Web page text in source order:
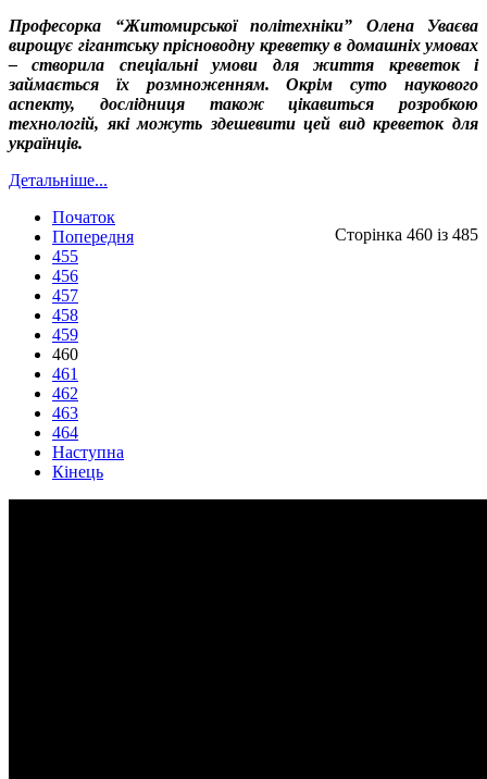
Професорка “Житомирської політехніки” Олена Уваєва
вирощує гігантську прісноводну креветку в домашніх умовах
– створила спеціальні умови для життя креветок і
займається їх розмноженням. Окрім суто наукового
аспекту, дослідниця також цікавиться розробкою
технологій, які можуть здешевити цей вид креветок для
українців.
Детальніше...
Сторінка 460 із 485
Початок
Попередня
455
456
457
458
459
460
461
462
463
464
Наступна
Кінець